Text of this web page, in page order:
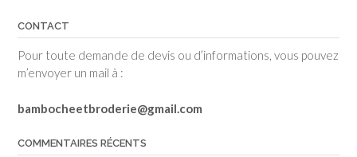
CONTACT
Pour toute demande de devis ou d’informations, vous pouvez
m’envoyer un mail à :
bambocheetbroderie@gmail.com
COMMENTAIRES RÉCENTS